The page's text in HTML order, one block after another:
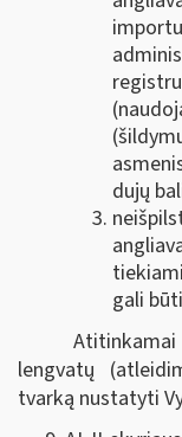
dujų
gali
Atitinkamai
lengvatų
tvarką nustatyti